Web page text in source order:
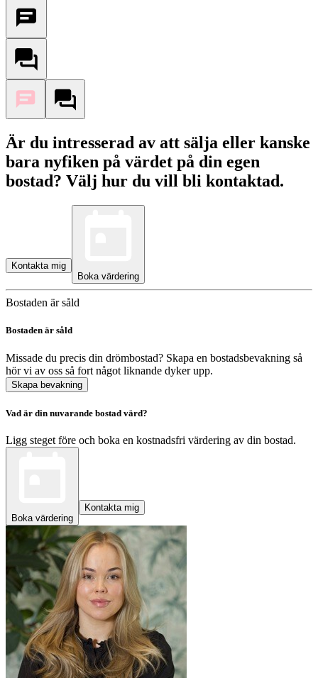
Är du intresserad av att sälja eller kanske
bara nyfiken på värdet på din egen
bostad? Välj hur du vill bli kontaktad.
Kontakta mig
Boka värdering
Bostaden är såld
Bostaden är såld
Missade du precis din drömbostad? Skapa en bostadsbevakning så
hör vi av oss så fort något liknande dyker upp.
Skapa bevakning
Vad är din nuvarande bostad värd?
Ligg steget före och boka en kostnadsfri värdering av din bostad.
Boka värdering
Kontakta mig